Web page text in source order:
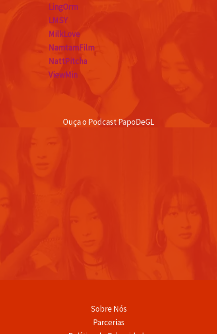
LingOrm
LMSY
MilkLove
NamtamFilm
NattPitcha
ViewMin
Ouça o Podcast PapoDeGL
Sobre Nós
Parcerias